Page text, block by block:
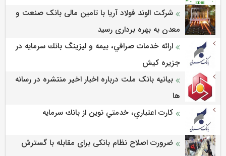
شرکت الوند فولاد آریا با تامین مالی بانک صنعت و
معدن به بهره برداری رسید
ارائه خدمات صرافي، بيمه و ليزينگ بانك سرمايه در
جزيره كيش
بیانیه بانک ملت درباره اخبار اخیر منتشره در رسانه
ها
كارت اعتباري، خدمتي نوين از بانك سرمايه
ضرورت اصلاح نظام بانکی برای مقابله با گسترش